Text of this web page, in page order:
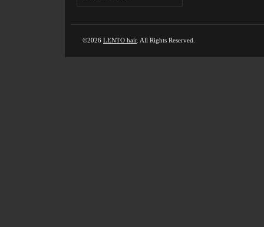
©2026 LENTO hair. All Rights Reserved.